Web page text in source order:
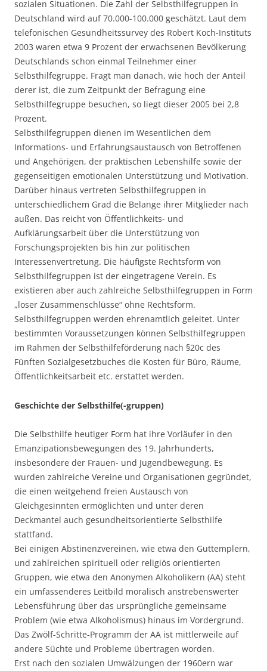
sozialen Situationen. Die Zahl der Selbsthilfegruppen in
Deutschland wird auf 70.000-100.000 geschätzt. Laut dem
telefonischen Gesundheitssurvey des Robert Koch-Instituts
2003 waren etwa 9 Prozent der erwachsenen Bevölkerung
Deutschlands schon einmal Teilnehmer einer
Selbsthilfegruppe. Fragt man danach, wie hoch der Anteil
derer ist, die zum Zeitpunkt der Befragung eine
Selbsthilfegruppe besuchen, so liegt dieser 2005 bei 2,8
Prozent.
Selbsthilfegruppen dienen im Wesentlichen dem
Informations- und Erfahrungsaustausch von Betroffenen
und Angehörigen, der praktischen Lebenshilfe sowie der
gegenseitigen emotionalen Unterstützung und Motivation.
Darüber hinaus vertreten Selbsthilfegruppen in
unterschiedlichem Grad die Belange ihrer Mitglieder nach
außen. Das reicht von Öffentlichkeits- und
Aufklärungsarbeit über die Unterstützung von
Forschungsprojekten bis hin zur politischen
Interessenvertretung. Die häufigste Rechtsform von
Selbsthilfegruppen ist der eingetragene Verein. Es
existieren aber auch zahlreiche Selbsthilfegruppen in Form
„loser Zusammenschlüsse“ ohne Rechtsform.
Selbsthilfegruppen werden ehrenamtlich geleitet. Unter
bestimmten Voraussetzungen können Selbsthilfegruppen
im Rahmen der Selbsthilfeförderung nach §20c des
Fünften Sozialgesetzbuches die Kosten für Büro, Räume,
Öffentlichkeitsarbeit etc. erstattet werden.
Geschichte der Selbsthilfe(-gruppen)
Die Selbsthilfe heutiger Form hat ihre Vorläufer in den
Emanzipationsbewegungen des 19. Jahrhunderts,
insbesondere der Frauen- und Jugendbewegung. Es
wurden zahlreiche Vereine und Organisationen gegründet,
die einen weitgehend freien Austausch von
Gleichgesinnten ermöglichten und unter deren
Deckmantel auch gesundheitsorientierte Selbsthilfe
stattfand.
Bei einigen Abstinenzvereinen, wie etwa den Guttemplern,
und zahlreichen spirituell oder religiös orientierten
Gruppen, wie etwa den Anonymen Alkoholikern (AA) steht
ein umfassenderes Leitbild moralisch anstrebenswerter
Lebensführung über das ursprüngliche gemeinsame
Problem (wie etwa Alkoholismus) hinaus im Vordergrund.
Das Zwölf-Schritte-Programm der AA ist mittlerweile auf
andere Süchte und Probleme übertragen worden.
Erst nach den sozialen Umwälzungen der 1960ern war